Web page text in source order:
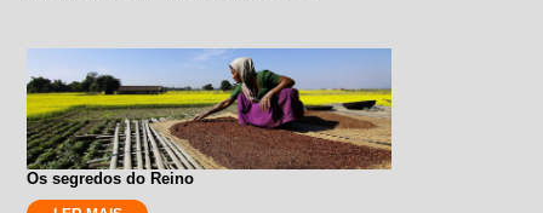
Os segredos do Reino